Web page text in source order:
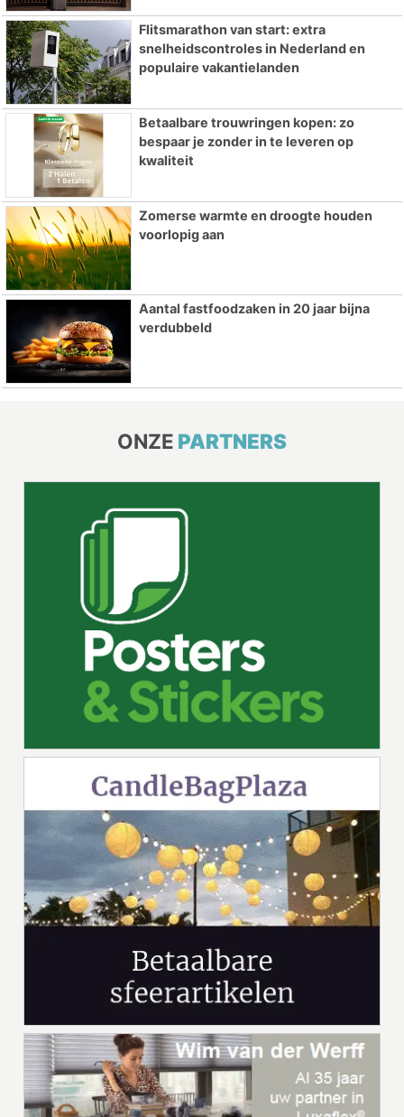
Flitsmarathon van start: extra
snelheidscontroles in Nederland en
populaire vakantielanden
Betaalbare trouwringen kopen: zo
bespaar je zonder in te leveren op
kwaliteit
Zomerse warmte en droogte houden
voorlopig aan
Aantal fastfoodzaken in 20 jaar bijna
verdubbeld
ONZE PARTNERS